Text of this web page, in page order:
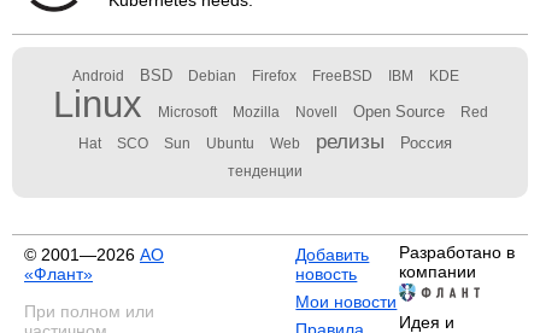
Android BSD Debian Firefox FreeBSD IBM KDE
Linux Microsoft Mozilla Novell Open Source Red
Hat SCO Sun Ubuntu Web релизы Россия
тенденции
© 2001—2026 АО
«Флант»
При полном или
Добавить
новость
Мои новости
Разработано в
компании
Идея и